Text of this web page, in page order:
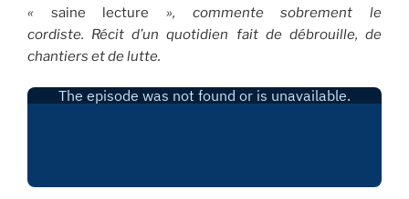
« saine lecture
», commente sobrement le
cordiste. Récit d’un quotidien fait de débrouille, de
chantiers et de lutte.